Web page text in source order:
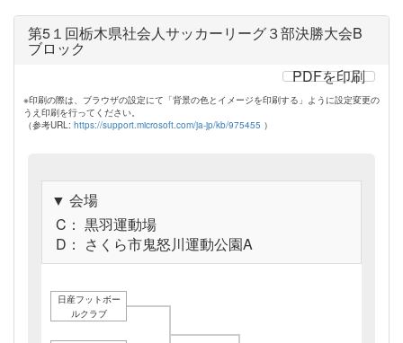
第5１回栃木県社会人サッカーリーグ３部決勝大会B
ブロック
PDFを印刷
※印刷の際は、ブラウザの設定にて「背景の色とイメージを印刷する」ように設定変更の
うえ印刷を行ってください。
（参考URL: https://support.microsoft.com/ja-jp/kb/975455 ）
▼ 会場
C： 黒羽運動場
D： さくら市鬼怒川運動公園A
日産フットボー
ルクラブ